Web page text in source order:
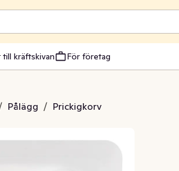
till kräftskivan För företag
Pålägg / Prickigkorv